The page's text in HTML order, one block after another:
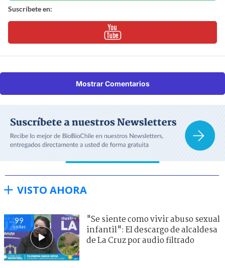
Suscríbete en:
Mostrar Comentarios
VISTO AHORA
99
visitas
"Se siente como vivir abuso sexual
infantil": El descargo de alcaldesa
de La Cruz por audio filtrado